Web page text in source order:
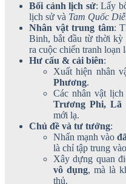
Bối cảnh lịch sử: Lấy
lịch sử và Tam Quốc
Nhân vật trung tâm:
Binh, bắt đầu từ thời
ra cuộc chiến tranh loạn
Hư cấu & cải biên:
Xuất hiện nhân
Phương.
Các nhân vật
Trương Phi, Lã
mới lạ.
Chủ đề và tư tưởng:
Nhấn mạnh vào
là chỉ tập trung
Xây dựng quan
vô dụng, mà là
thủ.